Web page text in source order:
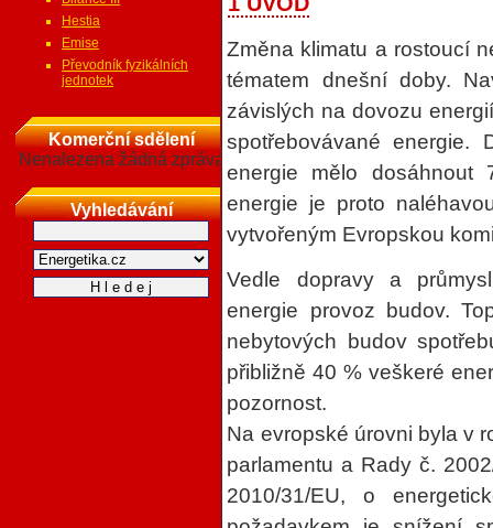
Hestia
Emise
Převodník fyzikálních
jednotek
Komerční sdělení
Nenalezena žádná zpráva
Vyhledávání
Změna klimatu a rostoucí
tématem dnešní doby.
závislých na dovozu
spotřebovávané energie.
energie mělo dosáhnout
energie je proto
vytvořeným Evropskou
Vedle dopravy a
energie provoz budov.
nebytových budov
přibližně 40 % veškeré
pozornost.
Na evropské úrovni byla v
parlamentu a Rady č.
2010/31/EU, o